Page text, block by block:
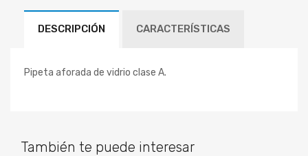
DESCRIPCIÓN CARACTERÍSTICAS
Pipeta aforada de vidrio clase A.
También te puede interesar